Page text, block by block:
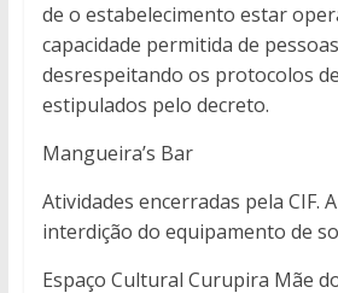
de o estabelecimento estar
capacidade permitida de
desrespeitando os protocolos
estipulados pelo decreto.
Mangueira’s Bar
Atividades encerradas pela CIF.
interdição do equipamento de
Espaço Cultural Curupira Mãe